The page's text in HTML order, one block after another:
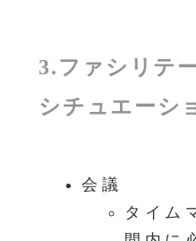
3.ファシリテ
シチュエーシ
会議
タイム